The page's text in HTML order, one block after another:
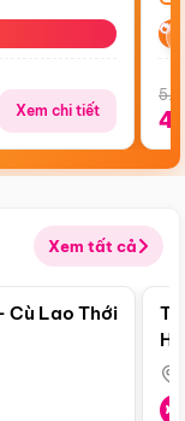
Xem chi tiết
Xem tất cả
Điểm nổi bật
Cù Lao Thới